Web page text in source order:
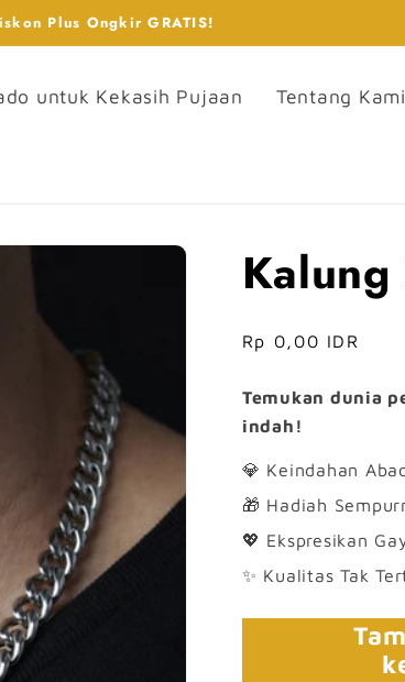
Plus Ongkir GRATIS!
untuk Kekasih Pujaan Tentang Kami
Kalung
Harga
Rp 0,00 IDR
Temukan dunia
indah!
💎 Keindahan
🎁 Hadiah
💖 Ekspresikan
✨ Kualitas Tak